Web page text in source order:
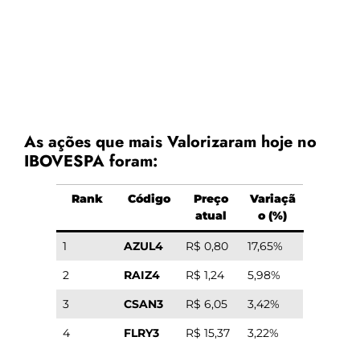
As ações que mais Valorizaram hoje no
IBOVESPA foram:
Rank Código
Preço
atual
Variaçã
o (%)
1 AZUL4 R$ 0,80
17,65%
2
RAIZ4 R$ 1,24
5,98%
3
CSAN3 R$ 6,05
3,42%
4
FLRY3 R$ 15,37
3,22%